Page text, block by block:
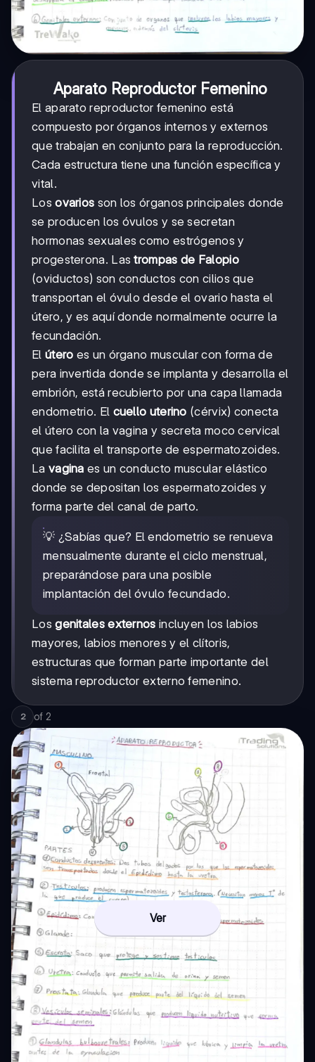
Aparato Reproductor Femenino
El aparato reproductor femenino está
compuesto por órganos internos y externos
que trabajan en conjunto para la reproducción.
Cada estructura tiene una función específica y
vital.
Losovarios son los órganos principales donde
se producen los óvulos y se secretan
hormonas sexuales como estrógenos y
progesterona. Lastrompas de Falopio
(oviductos) son conductos con cilios que
transportan el óvulo desde el ovario hasta el
útero, y es aquí donde normalmente ocurre la
fecundación.
El útero es un órgano muscular con forma de
pera invertida donde se implanta y desarrolla el
embrión, está recubierto por una capa llamada
endometrio. El cuello uterino (cérvix) conecta
el útero con la vagina y secreta moco cervical
que facilita el transporte de espermatozoides.
La vagina es un conducto muscular elástico
donde se depositan los espermatozoides y
forma parte del canal de parto.
💡 ¿Sabías que? El endometrio se renueva
mensualmente durante el ciclo menstrual,
preparándose para una posible
implantación del óvulo fecundado.
Losgenitales externos incluyen los labios
mayores, labios menores y el clítoris,
estructuras que forman parte importante del
sistema reproductor externo femenino.
2 of 2
Ver